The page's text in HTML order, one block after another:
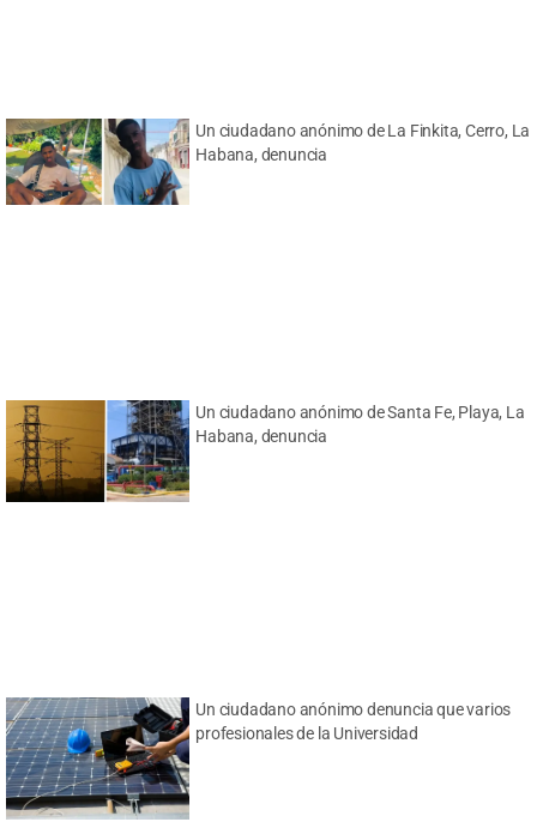
Un ciudadano anónimo de La Finkita, Cerro, La
Habana, denuncia
Un ciudadano anónimo de Santa Fe, Playa, La
Habana, denuncia
Un ciudadano anónimo denuncia que varios
profesionales de la Universidad